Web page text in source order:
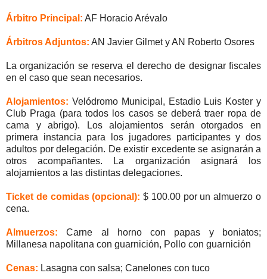
Árbitro Principal: AF Horacio Arévalo
Árbitros Adjuntos: AN Javier Gilmet y AN Roberto Osores
La organización se reserva el derecho de designar fiscales
en el caso que sean necesarios.
Alojamientos: Velódromo Municipal, Estadio Luis Koster y
Club Praga (para todos los casos se deberá traer ropa de
cama y abrigo). Los alojamientos serán otorgados en
primera instancia para los jugadores participantes y dos
adultos por delegación. De existir excedente se asignarán a
otros acompañantes. La organización asignará los
alojamientos a las distintas delegaciones.
Ticket de comidas (opcional): $ 100.00 por un almuerzo o
cena.
Almuerzos: Carne al horno con papas y boniatos;
Millanesa napolitana con guarnición, Pollo con guarnición
Cenas: Lasagna con salsa; Canelones con tuco